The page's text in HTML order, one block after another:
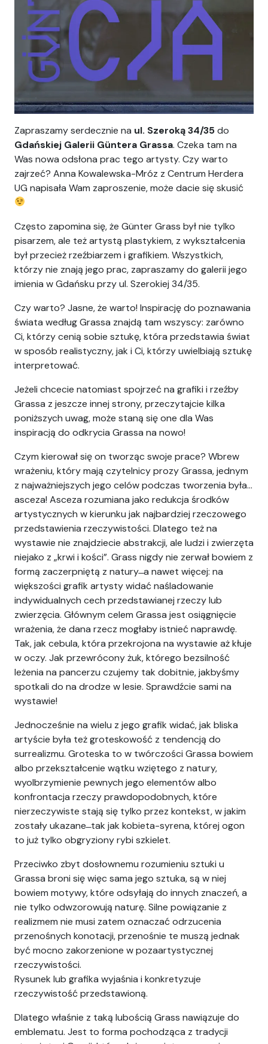
Zapraszamy serdecznie na ul. Szeroką 34/35do
Gdańskiej Galerii Güntera Grassa. Czeka tam na
Was nowa odsłona prac tego artysty. Czy warto
zajrzeć? Anna Kowalewska-Mróz z Centrum Herdera
UG napisała Wam zaproszenie, może dacie się skusić
Często zapomina się, że Günter Grass był nie tylko
pisarzem, ale też artystą plastykiem, z wykształcenia
był przecież rzeźbiarzem i grafikiem. Wszystkich,
którzy nie znają jego prac, zapraszamy do galerii jego
imienia w Gdańsku przy ul. Szerokiej 34/35.
Czy warto? Jasne, że warto! Inspirację do poznawania
świata według Grassa znajdą tam wszyscy: zarówno
Ci, którzy cenią sobie sztukę, która przedstawia świat
w sposób realistyczny, jak i Ci, którzy uwielbiają sztukę
interpretować.
Jeżeli chcecie natomiast spojrzeć na grafiki i rzeźby
Grassa z jeszcze innej strony, przeczytajcie kilka
poniższych uwag, może staną się one dla Was
inspiracją do odkrycia Grassa na nowo!
Czym kierował się on tworząc swoje prace? Wbrew
wrażeniu, który mają czytelnicy prozy Grassa, jednym
z najważniejszych jego celów podczas tworzenia była…
asceza! Asceza rozumiana jako redukcja środków
artystycznych w kierunku jak najbardziej rzeczowego
przedstawienia rzeczywistości. Dlatego też na
wystawie nie znajdziecie abstrakcji, ale ludzi i zwierzęta
niejako z „krwi i kości”. Grass nigdy nie zerwał bowiem z
formą zaczerpniętą z natury ̶ a nawet więcej: na
większości grafik artysty widać naśladowanie
indywidualnych cech przedstawianej rzeczy lub
zwierzęcia. Głównym celem Grassa jest osiągnięcie
wrażenia, że dana rzecz mogłaby istnieć naprawdę.
Tak, jak cebula, która przekrojona na wystawie aż kłuje
w oczy. Jak przewrócony żuk, którego bezsilność
leżenia na pancerzu czujemy tak dobitnie, jakbyśmy
spotkali do na drodze w lesie. Sprawdźcie sami na
wystawie!
Jednocześnie na wielu z jego grafik widać, jak bliska
artyście była też groteskowość z tendencją do
surrealizmu. Groteska to w twórczości Grassa bowiem
albo przekształcenie wątku wziętego z natury,
wyolbrzymienie pewnych jego elementów albo
konfrontacja rzeczy prawdopodobnych, które
nierzeczywiste stają się tylko przez kontekst, w jakim
zostały ukazane ̶ tak jak kobieta-syrena, której ogon
to już tylko obgryziony rybi szkielet.
Przeciwko zbyt dosłownemu rozumieniu sztuki u
Grassa broni się więc sama jego sztuka, są w niej
bowiem motywy, które odsyłają do innych znaczeń, a
nie tylko odwzorowują naturę. Silne powiązanie z
realizmem nie musi zatem oznaczać odrzucenia
przenośnych konotacji, przenośnie te muszą jednak
być mocno zakorzenione w pozaartystycznej
rzeczywistości.
Rysunek lub grafika wyjaśnia i konkretyzuje
rzeczywistość przedstawioną.
Dlatego właśnie z taką lubością Grass nawiązuje do
emblematu. Jest to forma pochodząca z tradycji